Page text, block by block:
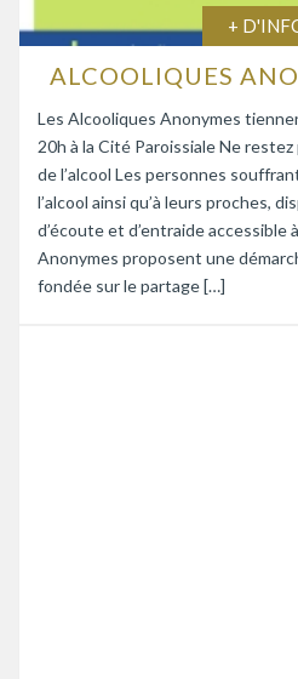
+
Les Alcooliques Anonymes
20h à la Cité Paroissiale Ne
de l’alcool Les personnes
l’alcool ainsi qu’à leurs proches,
d’écoute et d’entraide accessible
Anonymes proposent une
fondée sur le partage […]